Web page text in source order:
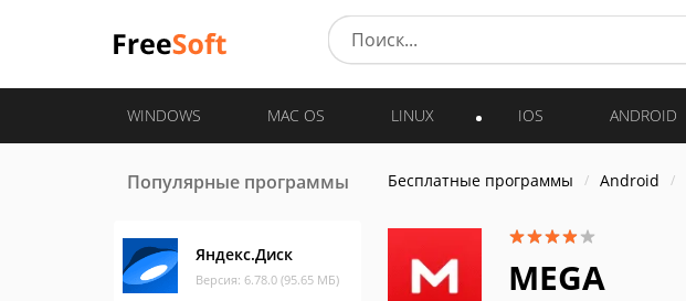
WINDOWS MAC OS LINUX IOS ANDROID
Популярные программы
Яндекс.Диск
Версия: 6.78.0 (95.65 МБ)
Бесплатные программы Android
MEGA